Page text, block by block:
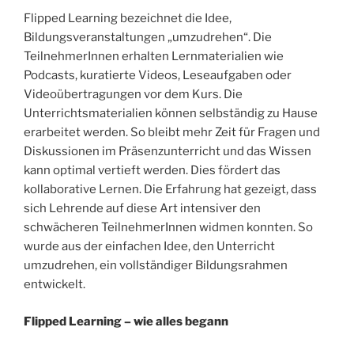
Flipped Learning bezeichnet die Idee,
Bildungsveranstaltungen „umzudrehen“. Die
TeilnehmerInnen erhalten Lernmaterialien wie
Podcasts, kuratierte Videos, Leseaufgaben oder
Videoübertragungen vor dem Kurs. Die
Unterrichtsmaterialien können selbständig zu Hause
erarbeitet werden. So bleibt mehr Zeit für Fragen und
Diskussionen im Präsenzunterricht und das Wissen
kann optimal vertieft werden. Dies fördert das
kollaborative Lernen. Die Erfahrung hat gezeigt, dass
sich Lehrende auf diese Art intensiver den
schwächeren TeilnehmerInnen widmen konnten. So
wurde aus der einfachen Idee, den Unterricht
umzudrehen, ein vollständiger Bildungsrahmen
entwickelt.
Flipped Learning – wie alles begann